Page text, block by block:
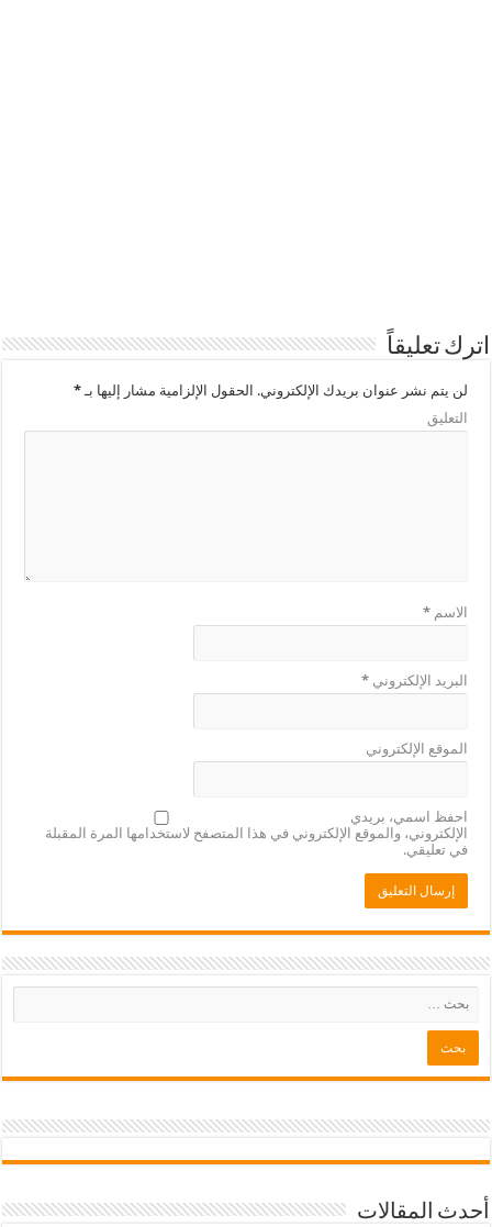
اترك تعليقاً
لن يتم نشر عنوان بريدك الإلكتروني. الحقول الإلزامية مشار إليها بـ*
التعليق
الاسم*
البريد الإلكتروني*
الموقع الإلكتروني
احفظ اسمي، بريدي
الإلكتروني، والموقع الإلكتروني في هذا المتصفح لاستخدامها المرة المقبلة
في تعليقي.
أحدث المقالات